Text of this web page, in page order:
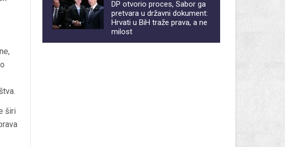
širi
DP otvorio proces, Sabor ga
pretvara u državni dokument:
Hrvati u BiH traže prava, a ne
milost